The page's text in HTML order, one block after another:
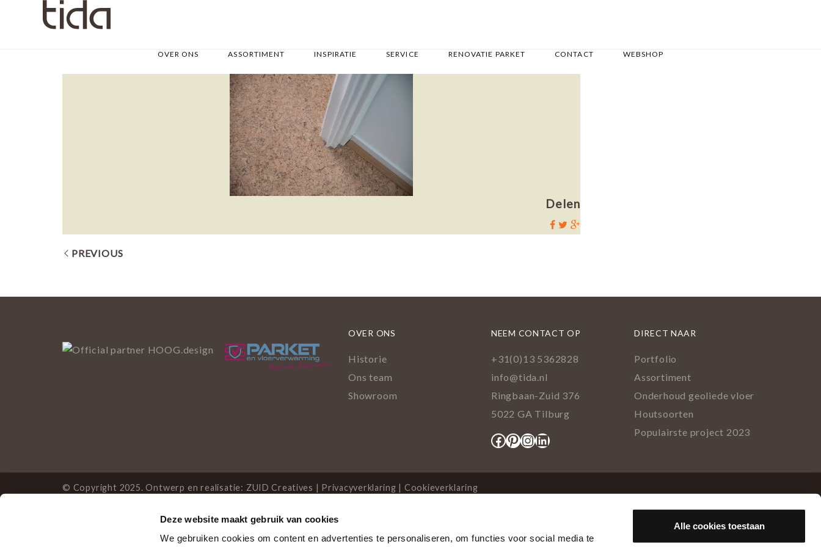
Deze website maakt gebruik van cookies
We gebruiken cookies om content en advertenties te personaliseren, om functies voor social media te
Alle cookies toestaan
OVER ONS ASSORTIMENT INSPIRATIE SERVICE RENOVATIE PARKET CONTACT WEBSHOP
Delen
PREVIOUS
OVER ONS
Historie
Ons team
Showroom
NEEM CONTACT OP
+31(0)13 5362828
info@tida.nl
Ringbaan-Zuid 376
5022 GA Tilburg
Facebook
Pinterest
Instagram
LinkedIn
DIRECT NAAR
Portfolio
Assortiment
Onderhoud geoliede vloer
Houtsoorten
Populairste project 2023
© Copyright 2025. Ontwerp en realisatie: ZUID Creatives | Privacyverklaring | Cookieverklaring
Deze website gebruikt cookies